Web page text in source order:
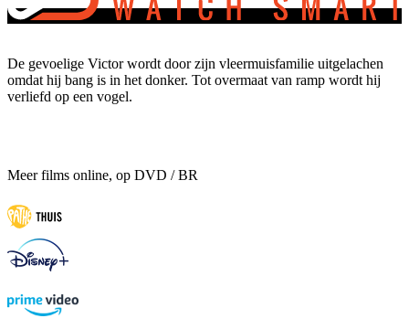
De gevoelige Victor wordt door zijn vleermuisfamilie uitgelachen
omdat hij bang is in het donker. Tot overmaat van ramp wordt hij
verliefd op een vogel.
Meer films online, op DVD / BR